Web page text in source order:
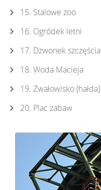
15. Stalowe zoo
16. Ogródek letni
17. Dzwonek szczęścia
18. Woda Macieja
19. Zwałowisko (hałda)
20. Plac zabaw